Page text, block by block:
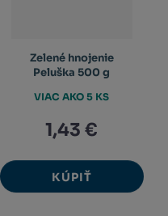
Zelené hnojenie
Peluška 500 g
1,43 €
KÚPIŤ
VIAC AKO 5 KS